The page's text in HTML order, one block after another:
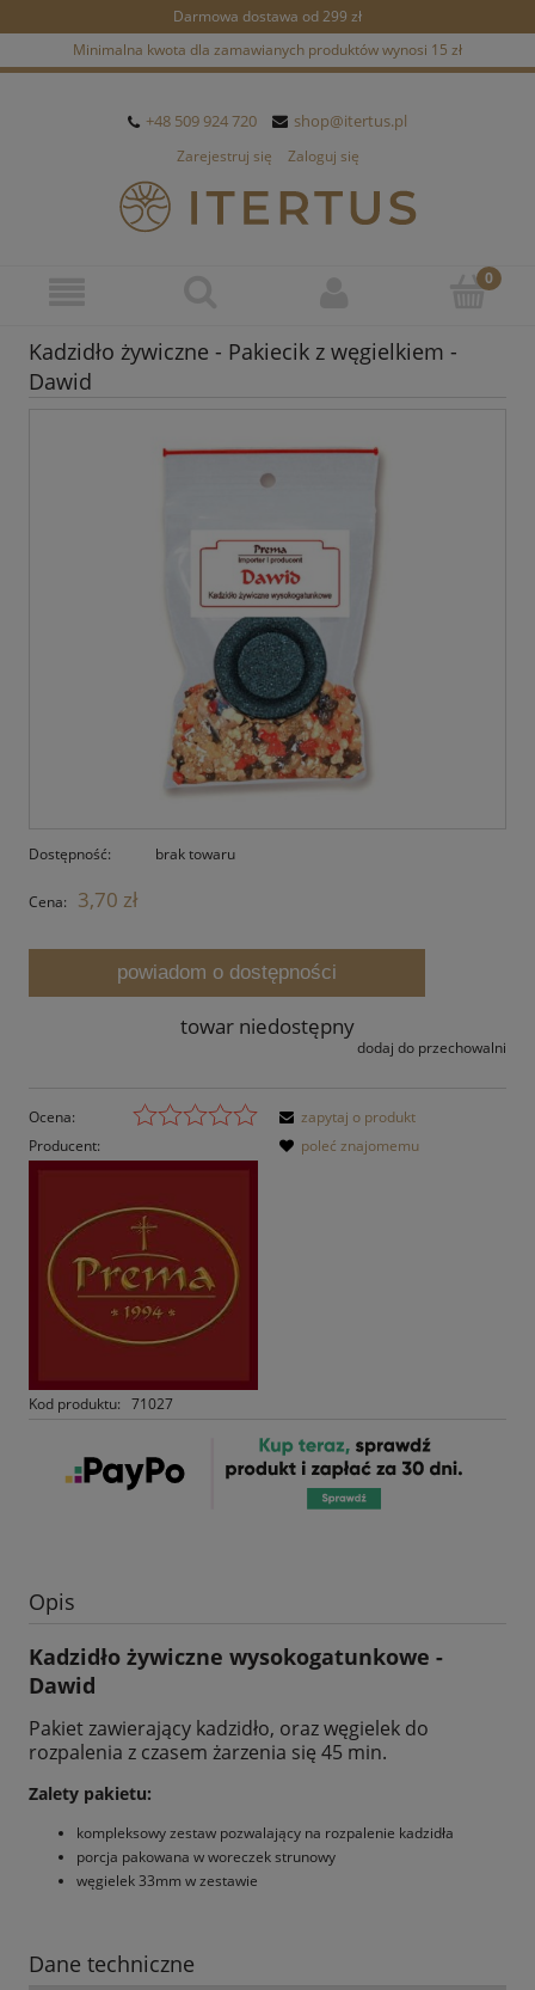
Darmowa dostawa od 299 zł
Minimalna kwota dla zamawianych produktów wynosi 15 zł
+48 509 924 720 shop@itertus.pl
Zarejestruj się Zaloguj się
Kadzidło żywiczne - Pakiecik z węgielkiem -
Dawid
Dostępność: brak towaru
Cena: 3,70 zł
powiadom o dostępności
towar niedostępny
dodaj do przechowalni
Ocena:
Producent:
Kod produktu: 71027
zapytaj o produkt
poleć znajomemu
Opis
Kadzidło żywiczne wysokogatunkowe -
Dawid
Pakiet zawierający kadzidło, oraz węgielek do
rozpalenia z czasem żarzenia się 45 min.
Zalety pakietu:
kompleksowy zestaw pozwalający na rozpalenie kadzidła
porcja pakowana w woreczek strunowy
węgielek 33mm w zestawie
Dane techniczne